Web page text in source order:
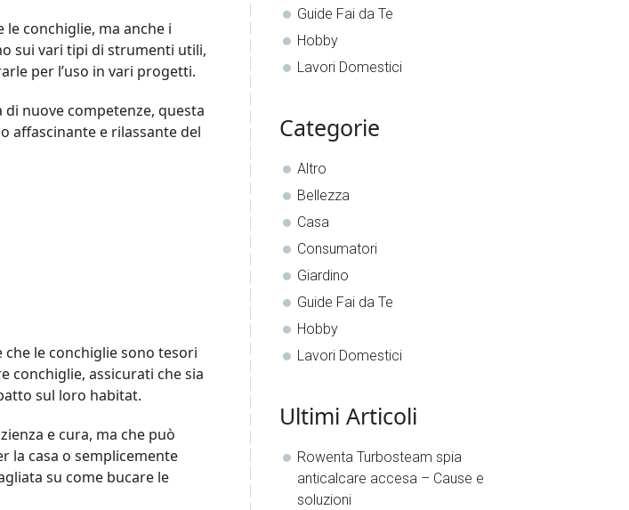
conchiglie, ma anche i
sui vari tipi di strumenti utili,
per l’uso in vari progetti.
nuove competenze, questa
affascinante e rilassante del
le conchiglie sono tesori
conchiglie, assicurati che sia
sul loro habitat.
e cura, ma che può
la casa o semplicemente
su come bucare le
Guide Fai da Te
Hobby
Lavori Domestici
Categorie
Altro
Bellezza
Casa
Consumatori
Giardino
Guide Fai da Te
Hobby
Lavori Domestici
Ultimi Articoli
Rowenta Turbosteam spia
anticalcare accesa​​ – Cause e
soluzioni